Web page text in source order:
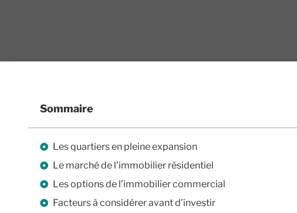
Sommaire
Les quartiers en pleine expansion
Le marché de l’immobilier résidentiel
Les options de l’immobilier commercial
Facteurs à considérer avant d’investir